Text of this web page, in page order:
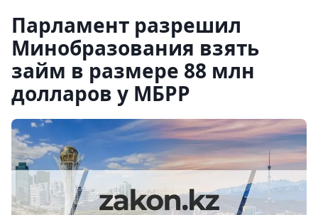
Парламент разрешил
Минобразования взять
займ в размере 88 млн
долларов у МБРР